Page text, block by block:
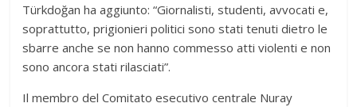
Türkdoğan ha aggiunto: “Giornalisti, studenti, avvocati e,
soprattutto, prigionieri politici sono stati tenuti dietro le
sbarre anche se non hanno commesso atti violenti e non
sono ancora stati rilasciati”.
Il membro del Comitato esecutivo centrale Nuray